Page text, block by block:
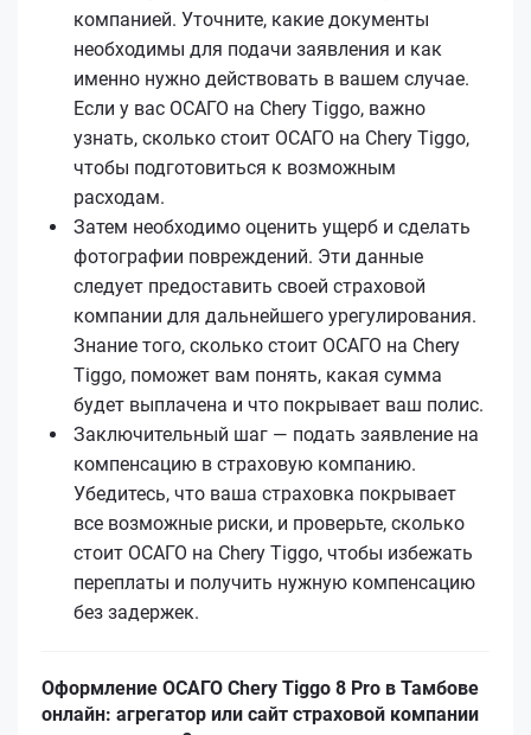
компанией. Уточните, какие документы
необходимы для подачи заявления и как
именно нужно действовать в вашем случае.
Если у вас ОСАГО на Chery Tiggo, важно
узнать, сколько стоит ОСАГО на Chery Tiggo,
чтобы подготовиться к возможным
расходам.
Затем необходимо оценить ущерб и сделать
фотографии повреждений. Эти данные
следует предоставить своей страховой
компании для дальнейшего урегулирования.
Знание того, сколько стоит ОСАГО на Chery
Tiggo, поможет вам понять, какая сумма
будет выплачена и что покрывает ваш полис.
Заключительный шаг — подать заявление на
компенсацию в страховую компанию.
Убедитесь, что ваша страховка покрывает
все возможные риски, и проверьте, сколько
стоит ОСАГО на Chery Tiggo, чтобы избежать
переплаты и получить нужную компенсацию
без задержек.
Оформление ОСАГО Chery Tiggo 8 Pro в Тамбове
онлайн: агрегатор или сайт страховой компании